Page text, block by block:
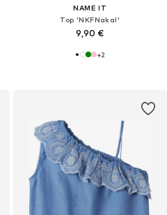
NAME IT
Top 'NKFNakal'
9,90 €
+2